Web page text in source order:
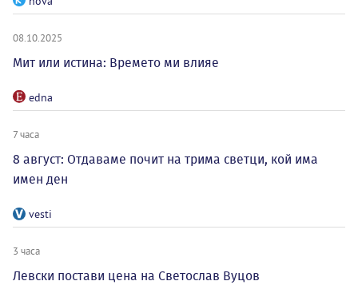
08.10.2025
Мит или истина: Времето ми влияе
edna
7 часа
8 август: Отдаваме почит на трима светци, кой има
имен ден
vesti
3 часа
Левски постави цена на Светослав Вуцов